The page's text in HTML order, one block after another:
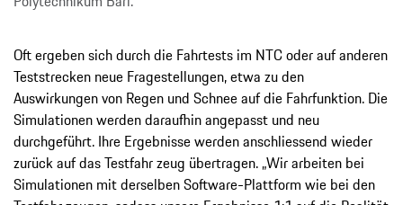
Oft ergeben sich durch die Fahrtests im NTC oder auf anderen
Teststrecken neue Fragestellungen, etwa zu den
Auswirkungen von Regen und Schnee auf die Fahrfunktion. Die
Simulationen werden daraufhin angepasst und neu
durchgeführt. Ihre Ergebnisse werden anschliessend wieder
zurück auf das Testfahr­ zeug übertragen. „Wir arbeiten bei
Simulationen mit derselben Software-Plattform wie bei den